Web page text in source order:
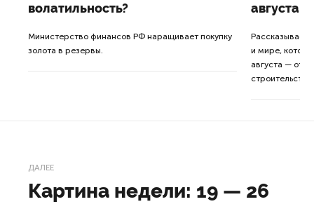
волатильность?
Министерство финансов РФ наращивает покупку
золота в резервы.
августа
Рассказываем
и мире,
августа — от
ДАЛЕЕ
Картина недели: 19 — 26